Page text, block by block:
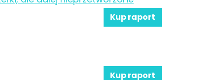
Kup raport
Kup raport